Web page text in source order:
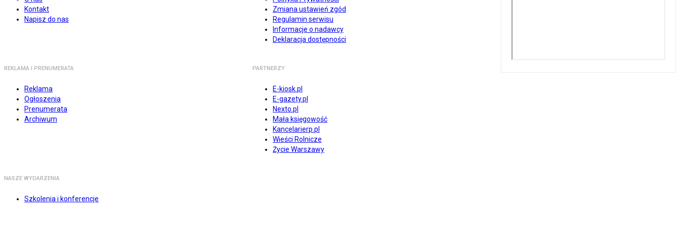
Kontakt
Napisz do nas
Zmiana ustawień zgód
Regulamin serwisu
Informacje o nadawcy
Deklaracja dostępności
REKLAMA I PRENUMERATA
Reklama
Ogłoszenia
Prenumerata
Archiwum
PARTNERZY
E-kiosk.pl
E-gazety.pl
Nexto.pl
Mała księgowość
Kancelarierp.pl
Wieści Rolnicze
Życie Warszawy
NASZE WYDARZENIA
Szkolenia i konferencje